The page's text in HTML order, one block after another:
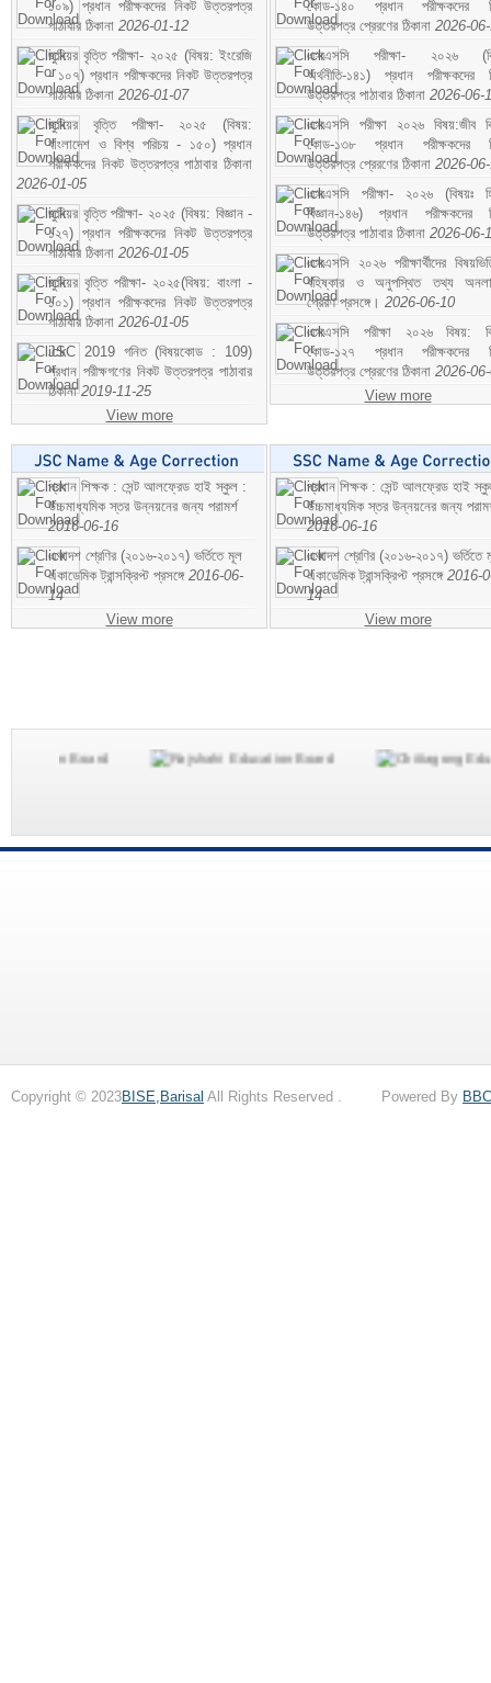
১০৯) প্রধান পরীক্ষকদের নিকট উত্তরপত্র
পাঠাবার ঠিকানা 2026-01-12
জুনিয়র বৃত্তি পরীক্ষা- ২০২৫ (বিষয়: ইংরেজি
- ১০৭) প্রধান পরীক্ষকদের নিকট উত্তরপত্র
পাঠাবার ঠিকানা 2026-01-07
জুনিয়র বৃত্তি পরীক্ষা- ২০২৫ (বিষয়:
বাংলাদেশ ও বিশ্ব পরিচয় - ১৫০) প্রধান
পরীক্ষকদের নিকট উত্তরপত্র পাঠাবার ঠিকানা
2026-01-05
জুনিয়র বৃত্তি পরীক্ষা- ২০২৫ (বিষয়: বিজ্ঞান -
১২৭) প্রধান পরীক্ষকদের নিকট উত্তরপত্র
পাঠাবার ঠিকানা 2026-01-05
জুনিয়র বৃত্তি পরীক্ষা- ২০২৫(বিষয়: বাংলা -
১০১) প্রধান পরীক্ষকদের নিকট উত্তরপত্র
পাঠাবার ঠিকানা 2026-01-05
JSC 2019 গনিত (বিষয়কোড : 109)
প্রধান পরীক্ষগণের নিকট উত্তরপত্র পাঠাবার
ঠিকানা2019-11-25
View more
কোড-১৪০ প্রধান পরীক্ষকদের
উত্তরপত্র প্রেরণের ঠিকানা 2026-
এসএসসি পরীক্ষা- ২০২৬
অর্থনীতি-১৪১) প্রধান পরীক্ষকদের
উত্তরপত্র পাঠাবার ঠিকানা 2026-06-
এসএসসি পরীক্ষা ২০২৬ বিষয়:জীব
কোড-১৩৮ প্রধান পরীক্ষকদের
উত্তরপত্র প্রেরণের ঠিকানা 2026-
এসএসসি পরীক্ষা- ২০২৬ (বিষয়ঃ
বিজ্ঞান-১৪৬) প্রধান পরীক্ষকদের
উত্তরপত্র পাঠাবার ঠিকানা 2026-06-
এসএসসি ২০২৬ পরীক্ষার্থীদের
বহিষ্কার ও অনুপস্থিত তথ্য
প্রেরণ প্রসঙ্গে। 2026-06-10
এসএসসি পরীক্ষা ২০২৬ বিষয়:
কোড-১২৭ প্রধান পরীক্ষকদের
উত্তরপত্র প্রেরণের ঠিকানা 2026-
View more
প্রধান শিক্ষক : সেন্ট আলফ্রেড হাই স্কুল :
উচ্চমাধ্যমিক স্তর উন্নয়নের জন্য পরামর্শ
2016-06-16
একাদশ শ্রেণির (২০১৬-২০১৭) ভর্তিতে মূল
একাডেমিক ট্রান্সক্রিপ্ট প্রসঙ্গে 2016-06-
14
View more
প্রধান শিক্ষক : সেন্ট আলফ্রেড হাই
উচ্চমাধ্যমিক স্তর উন্নয়নের জন্য
2016-06-16
একাদশ শ্রেণির (২০১৬-২০১৭) ভর্তিতে
একাডেমিক ট্রান্সক্রিপ্ট প্রসঙ্গে 2016-
14
View more
Copyright © 2023BISE,Barisal All Rights Reserved . Powered By